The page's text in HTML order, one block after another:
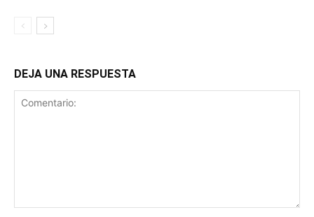
DEJA UNA RESPUESTA